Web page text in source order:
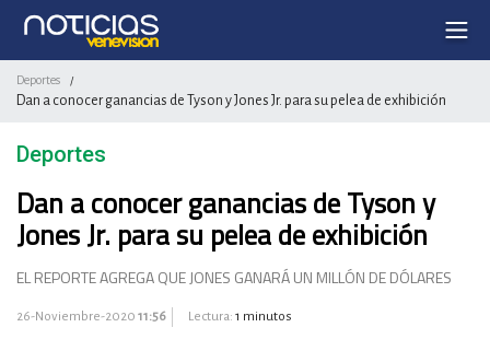
Deportes /
Dan a conocer ganancias de Tyson y Jones Jr. para su pelea de exhibición
Deportes
Dan a conocer ganancias de Tyson y
Jones Jr. para su pelea de exhibición
EL REPORTE AGREGA QUE JONES GANARÁ UN MILLÓN DE DÓLARES
26-Noviembre-2020 11:56 Lectura: 1 minutos